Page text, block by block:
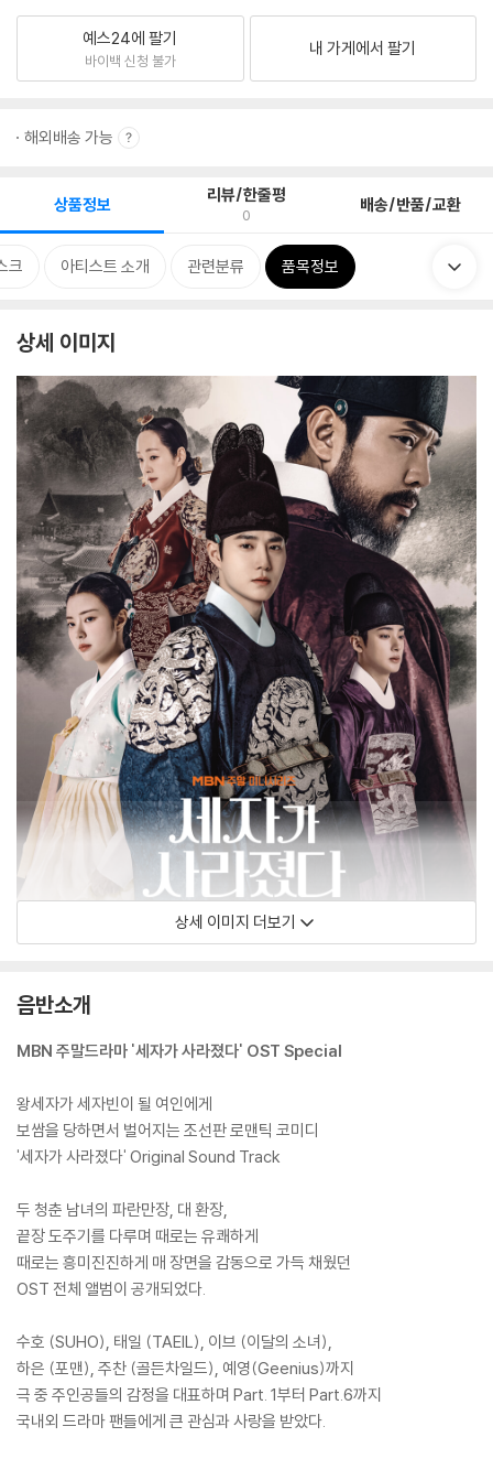
예스24에 팔기
바이백 신청 불가
내 가게에서 팔기
해외배송 가능
상품정보 리뷰/한줄평
0 배송/반품/교환
크 아티스트 소개 관련분류 품목정보
상세 이미지
상세 이미지 더보기
음반소개
MBN 주말드라마 '세자가 사라졌다' OST Special
왕세자가 세자빈이 될 여인에게
보쌈을 당하면서 벌어지는 조선판 로맨틱 코미디
'세자가 사라졌다' Original Sound Track
두 청춘 남녀의 파란만장, 대 환장,
끝장 도주기를 다루며 때로는 유쾌하게
때로는 흥미진진하게 매 장면을 감동으로 가득 채웠던
OST 전체 앨범이 공개되었다.
수호 (SUHO), 태일 (TAEIL), 이브 (이달의 소녀),
하은 (포맨), 주찬 (골든차일드), 예영(Geenius)까지
극 중 주인공들의 감정을 대표하며 Part. 1부터 Part.6까지
국내외 드라마 팬들에게 큰 관심과 사랑을 받았다.